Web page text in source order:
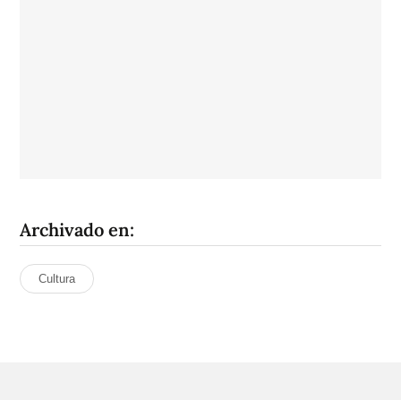
Archivado en:
Cultura